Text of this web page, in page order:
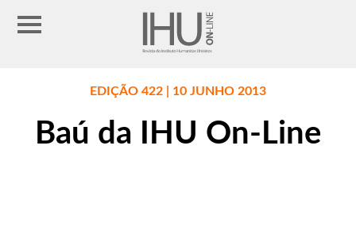
EDIÇÃO 422 | 10 JUNHO 2013
Baú da IHU On-Line